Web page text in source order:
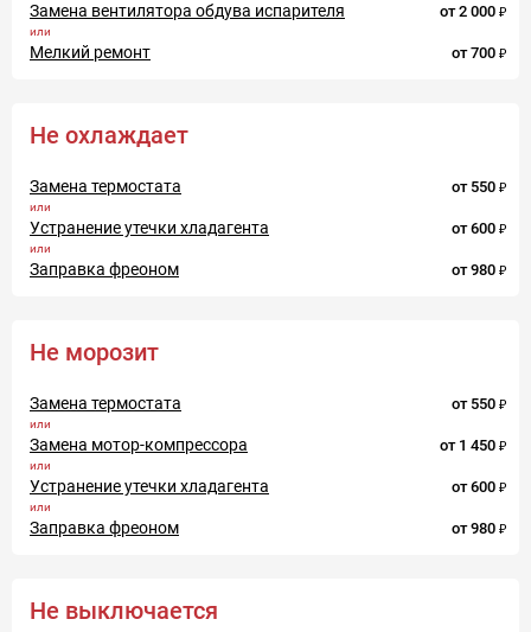
Замена вентилятора обдува испарителя от 2 000
Мелкий ремонт от 700
Не охлаждает
Замена термостата от 550
Устранение утечки хладагента от 600
Заправка фреоном от 980
Не морозит
Замена термостата от 550
Замена мотор-компрессора от 1 450
Устранение утечки хладагента от 600
Заправка фреоном от 980
Не выключается